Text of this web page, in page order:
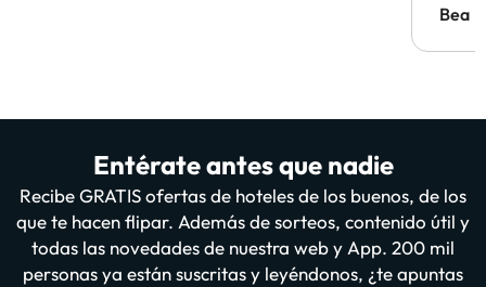
Bea
Entérate antes que nadie
Recibe GRATIS ofertas de hoteles de los buenos, de los
que te hacen flipar. Además de sorteos, contenido útil y
todas las novedades de nuestra web y App. 200 mil
personas ya están suscritas y leyéndonos, ¿te apuntas